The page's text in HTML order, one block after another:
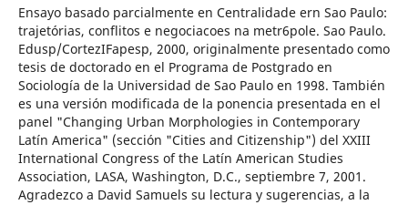
Ensayo basado parcialmente en Centralidade ern Sao Paulo:
trajetórias, conflitos e negociacoes na metr6pole. Sao Paulo.
Edusp/CortezIFapesp, 2000, originalmente presentado como
tesis de doctorado en el Programa de Postgrado en
Sociología de la Universidad de Sao Paulo en 1998. También
es una versión modificada de la ponencia presentada en el
panel "Changing Urban Morphologies in Contemporary
Latín America" (sección "Cities and Citizenship") del XXIII
International Congress of the Latín American Studies
Association, LASA, Washington, D.C., septiembre 7, 2001.
Agradezco a David Samuels su lectura y sugerencias, a la